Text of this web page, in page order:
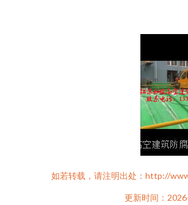
如若转载，请注明出处：http://
更新时间：